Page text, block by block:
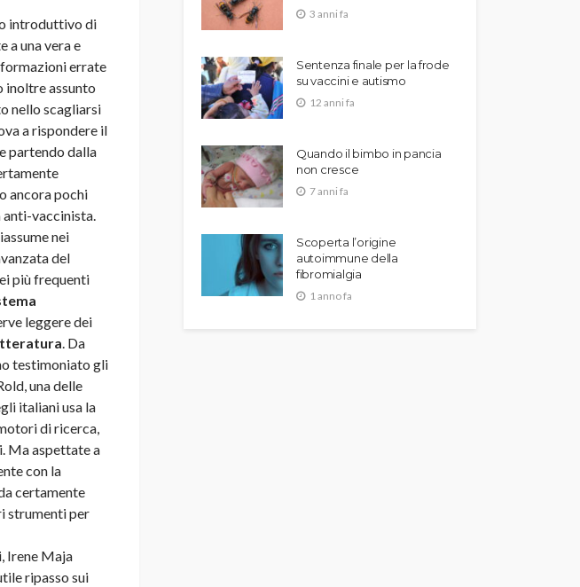
introduttivo di
a una vera e
errate
inoltre assunto
nello scagliarsi
a rispondere il
partendo dalla
ancora pochi
vaccinista.
nei
del
più frequenti
leggere dei
. Da
testimoniato gli
una delle
italiani usa la
di ricerca,
Ma aspettate a
con la
certamente
strumenti per
Irene Maja
ripasso sui
3 anni fa
Sentenza finale per la frode
su vaccini e autismo
12 anni fa
Quando il bimbo in pancia
non cresce
7 anni fa
Scoperta l’origine
autoimmune della
fibromialgia
1 anno fa